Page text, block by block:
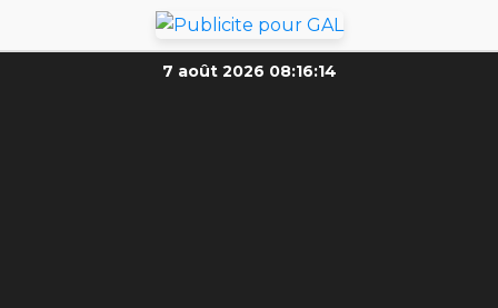
7 août 2026 08:16:16